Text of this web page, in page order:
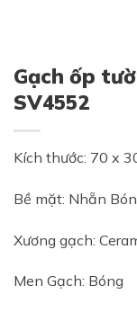
Gạch ốp
SV4552
Kích thước: 70 x
Bề mặt: Nhẵn
Xương gạch:
Men Gạch: Bóng